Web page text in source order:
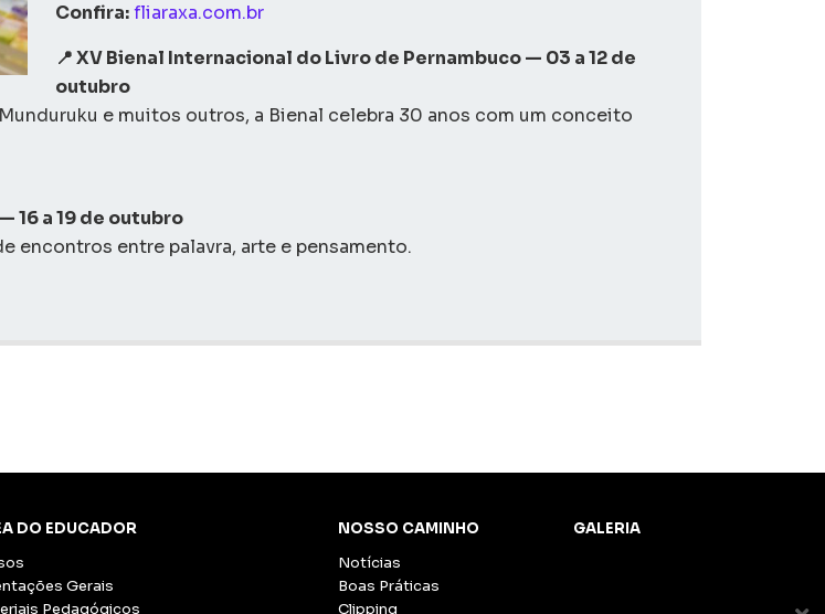
Confira: fliaraxa.com.br
📍 XV Bienal Internacional do Livro de Pernambuco — 03 a 12 de
outubro
e muitos outros, a Bienal celebra 30 anos com um conceito
16 a 19 de outubro
encontros entre palavra, arte e pensamento.
DO EDUCADOR
Gerais
Pedagógicos
NOSSO CAMINHO
Notícias
Boas Práticas
Clipping
GALERIA